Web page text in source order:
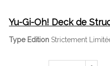
Yu-Gi-Oh! Deck de
Type Edition Strictement